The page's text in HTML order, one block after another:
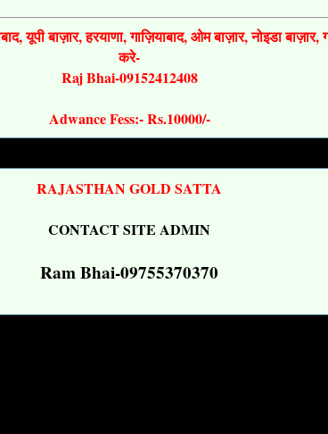
यूपी बाज़ार, हरयाणा, गाज़ियाबाद, ओम बाज़ार, नोइडा
करे-
Raj Bhai-09152412408
Adwance Fess:- Rs.10000/-
RAJASTHAN GOLD SATTA
CONTACT SITE ADMIN
Ram Bhai-09755370370